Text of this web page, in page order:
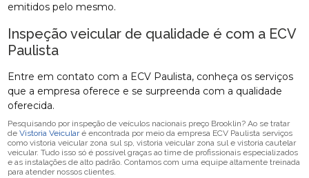
emitidos pelo mesmo.
Inspeção veicular de qualidade é com a ECV
Paulista
Entre em contato com a ECV Paulista, conheça os serviços
que a empresa oferece e se surpreenda com a qualidade
oferecida.
Pesquisando por inspeção de veículos nacionais preço Brooklin? Ao se tratar
deVistoria Veicularé encontrada por meio da empresa ECV Paulista serviços
como vistoria veicular zona sul sp, vistoria veicular zona sul e vistoria cautelar
veicular. Tudo isso só é possível graças ao time de profissionais especializados
e as instalações de alto padrão. Contamos com uma equipe altamente treinada
para atender nossos clientes.